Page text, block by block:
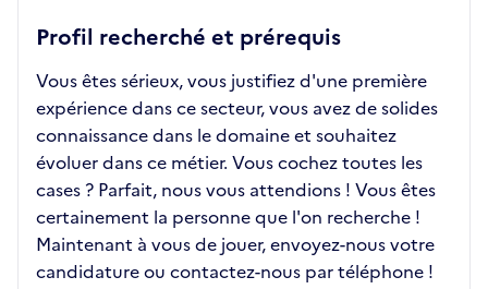
Profil recherché et prérequis
Vous êtes sérieux, vous justifiez d'une première
expérience dans ce secteur, vous avez de solides
connaissance dans le domaine et souhaitez
évoluer dans ce métier. Vous cochez toutes les
cases ? Parfait, nous vous attendions ! Vous êtes
certainement la personne que l'on recherche !
Maintenant à vous de jouer, envoyez-nous votre
candidature ou contactez-nous par téléphone !